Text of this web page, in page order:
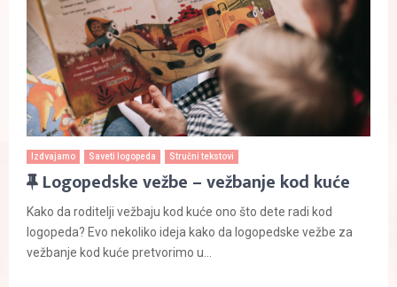
Izdvajamo Saveti logopeda Stručni tekstovi
F
e
a
t
Logopedske vežbe – vežbanje kod kuće
Kako da roditelji vežbaju kod kuće ono što dete radi kod
logopeda? Evo nekoliko ideja kako da logopedske vežbe za
vežbanje kod kuće pretvorimo u...